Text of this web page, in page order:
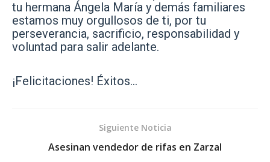
tu hermana Ángela María y demás familiares
estamos muy orgullosos de ti, por tu
perseverancia, sacrificio, responsabilidad y
voluntad para salir adelante.
¡Felicitaciones! Éxitos…
Siguiente Noticia
Asesinan vendedor de rifas en Zarzal